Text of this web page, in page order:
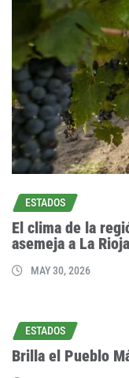
ESTADOS
El clima de la
asemeja a La
MAY 30, 2026
ESTADOS
Brilla el Pueblo